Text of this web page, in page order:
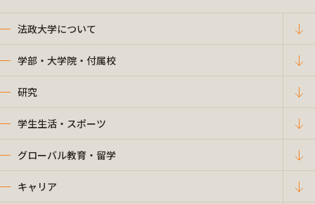
法政大学について
学部・大学院・付属校
研究
学生生活・スポーツ
グローバル教育・留学
キャリア